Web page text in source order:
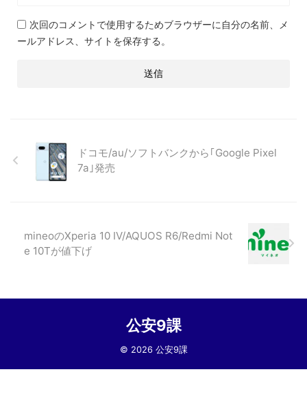
次回のコメントで使用するためブラウザーに自分の名前、メ
ールアドレス、サイトを保存する。
ドコモ/au/ソフトバンクから｢Google Pixel
7a｣発売
mineoのXperia 10 IV/AQUOS R6/Redmi Not
e 10Tが値下げ
公安9課
© 2026 公安9課